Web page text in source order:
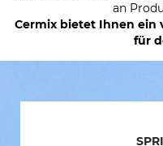
an
Cermix bietet Ihnen ein
für